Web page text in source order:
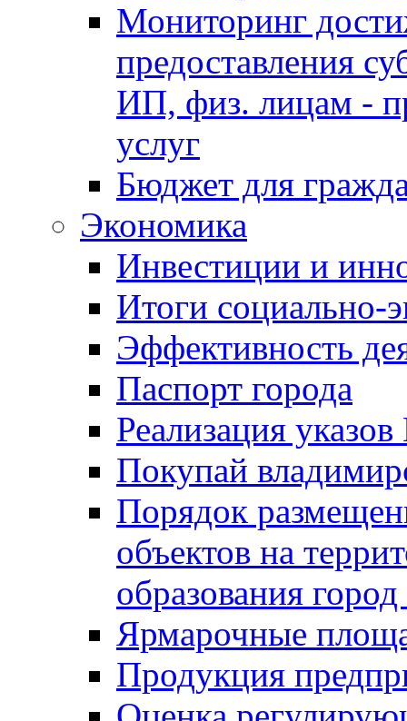
Мониторинг
предоставления
ИП, физ. лицам -
услуг
Бюджет для
Экономика
Инвестиции и
Итоги социально-
Эффективность
Паспорт города
Реализация
Покупай
Порядок
объектов на
образования
Ярмарочные
Продукция